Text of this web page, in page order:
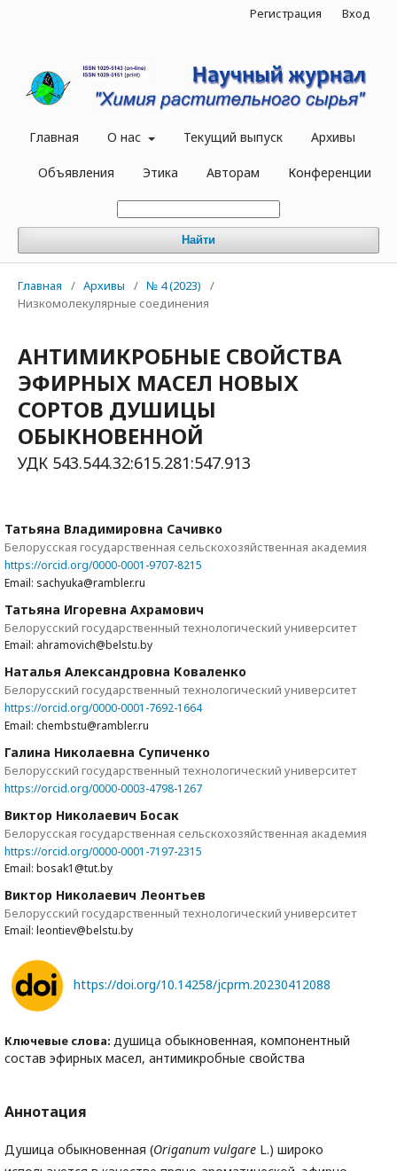
Главная О нас Текущий выпуск Архивы
Объявления Этика Авторам Конференции
Найти
Регистрация Вход
Главная / Архивы / № 4 (2023)
/
Низкомолекулярные соединения
АНТИМИКРОБНЫЕ СВОЙСТВА
ЭФИРНЫХ МАСЕЛ НОВЫХ
СОРТОВ ДУШИЦЫ
ОБЫКНОВЕННОЙ
УДК 543.544.32:615.281:547.913
Татьяна Владимировна Сачивко
Белорусская государственная сельскохозяйственная академия
https://orcid.org/0000-0001-9707-8215
Email: sachyuka@rambler.ru
Татьяна Игоревна Ахрамович
Белорусский государственный технологический университет
Email: ahramovich@belstu.by
Наталья Александровна Коваленко
Белорусский государственный технологический университет
https://orcid.org/0000-0001-7692-1664
Email: chembstu@rambler.ru
Галина Николаевна Супиченко
Белорусский государственный технологический университет
https://orcid.org/0000-0003-4798-1267
Виктор Николаевич Босак
Белорусская государственная сельскохозяйственная академия
https://orcid.org/0000-0001-7197-2315
Email: bosak1@tut.by
Виктор Николаевич Леонтьев
Белорусский государственный технологический университет
Email: leontiev@belstu.by
https://doi.org/10.14258/jcprm.20230412088
Ключевые слова: душица обыкновенная, компонентный
состав эфирных масел, антимикробные свойства
Аннотация
Душица обыкновенная (Origanum vulgare L.) широко